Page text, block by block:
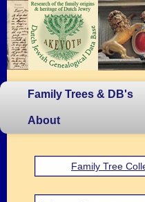
Family Trees & DB's
About
Family Tree